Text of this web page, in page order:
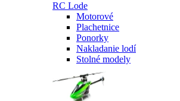
RC Lode
Motorové
Plachetnice
Ponorky
Nakladanie lodí
Stolné modely